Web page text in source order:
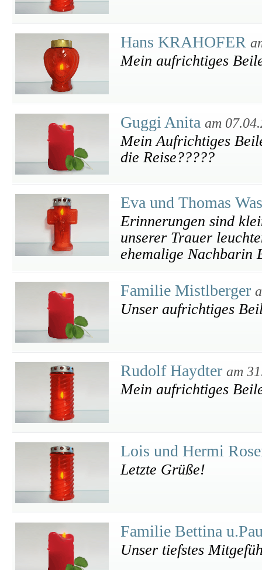
Hans KRAHOFER
Mein aufrichtiges
Guggi Anita am
Mein Aufrichtiges
die Reise?????
Eva und Thomas
Erinnerungen sind
unserer Trauer
ehemalige Nachbarin
Familie Mistlberger
Unser aufrichtiges
Rudolf Haydter am
Mein aufrichtiges
Lois und Hermi
Letzte Grüße!
Familie Bettina
Unser tiefstes